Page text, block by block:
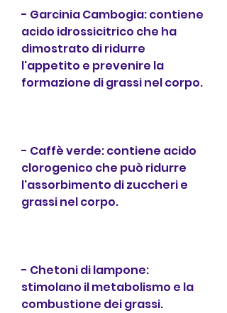
- Garcinia Cambogia: contiene
acido idrossicitrico che ha
dimostrato di ridurre
l'appetito e prevenire la
formazione di grassi nel corpo.
- Caffè verde: contiene acido
clorogenico che può ridurre
l'assorbimento di zuccheri e
grassi nel corpo.
- Chetoni di lampone:
stimolano il metabolismo e la
combustione dei grassi.